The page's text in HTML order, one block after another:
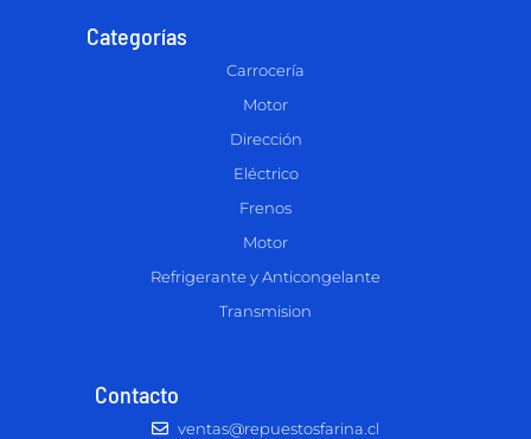
Categorías
Carrocería
Motor
Dirección
Eléctrico
Frenos
Motor
Refrigerante y Anticongelante
Transmision
Contacto
ventas@repuestosfarina.cl